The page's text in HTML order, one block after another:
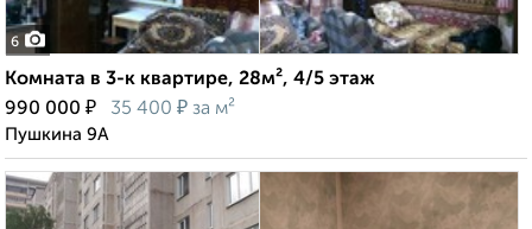
6
Комната в 3-к квартире, 28м², 4/5 этаж
990 000 ₽ 35 400 ₽ за м²
Пушкина 9А